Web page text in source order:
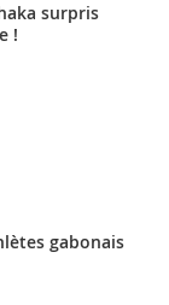
surpris
!
gabonais